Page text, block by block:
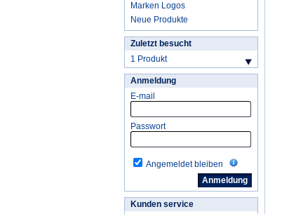
Marken Logos
Neue Produkte
Zuletzt besucht
1 Produkt
Anmeldung
E-mail
Passwort
Angemeldet bleiben
Kunden service